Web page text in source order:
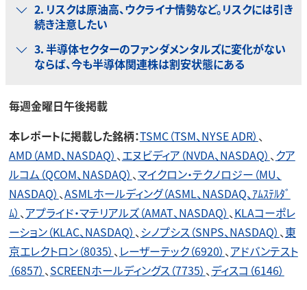
2．リスクは原油高、ウクライナ情勢など。リスクには引き
続き注意したい
3．半導体セクターのファンダメンタルズに変化がない
ならば、今も半導体関連株は割安状態にある
毎週金曜日午後掲載
本レポートに掲載した銘柄：TSMC（TSM、NYSE ADR） 、
AMD（AMD、NASDAQ） 、エヌビディア（NVDA、NASDAQ） 、クア
ルコム（QCOM、NASDAQ） 、マイクロン・テクノロジー（MU、
NASDAQ） 、ASMLホールディング（ASML、NASDAQ、ｱﾑｽﾃﾙﾀﾞ
ﾑ） 、アプライド・マテリアルズ（AMAT、NASDAQ） 、KLAコーポレ
ーション（KLAC、NASDAQ） 、シノプシス（SNPS、NASDAQ） 、東
京エレクトロン（8035） 、 レーザーテック（6920） 、アドバンテスト
（6857） 、SCREENホールディングス（7735） 、ディスコ（6146）